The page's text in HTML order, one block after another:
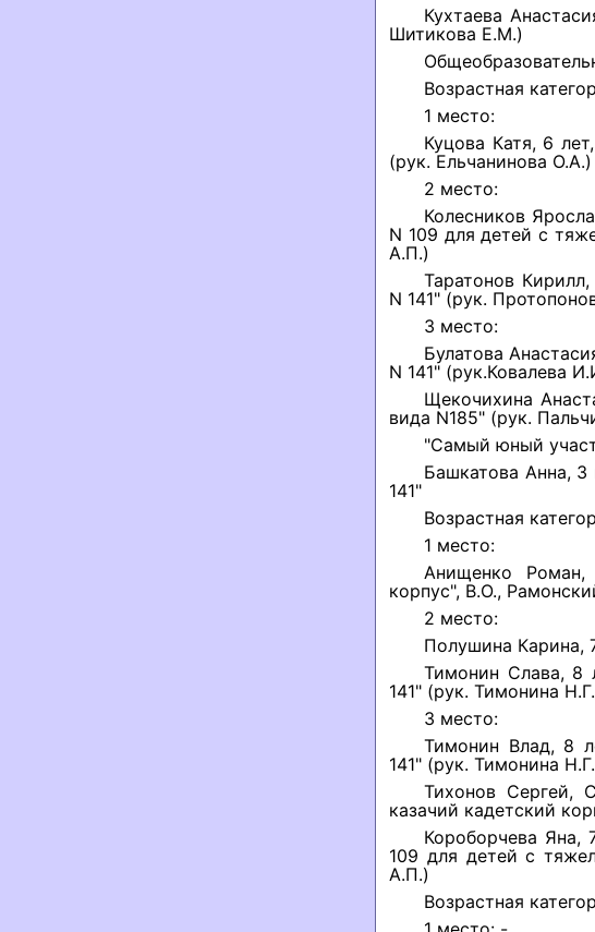
Кухтаева
Шитикова Е.М.)
Возрастная
1 место:
Куцова Катя, 6
(рук. Ельчанинова О.А.)
2 место:
Колесников
N 109 для детей с
А.П.)
Таратонов
N 141" (рук.
3 место:
Булатова
N 141" (рук.Ковалева
Щекочихина
вида N185" (рук.
"Самый юный
Башкатова Анна,
141"
Возрастная
1 место:
Анищенко
корпус", В.О.,
2 место:
Полушина Карина,
Тимонин Слава, 8
141" (рук. Тимонина
3 место:
Тимонин Влад, 8
141" (рук. Тимонина
Тихонов Сергей,
казачий кадетский
Короборчева
109 для детей с
А.П.)
Возрастная